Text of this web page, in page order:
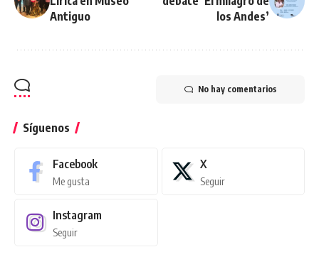
Antiguo
los Andes’
No hay comentarios
Síguenos
Facebook
Me gusta
X
Seguir
Instagram
Seguir